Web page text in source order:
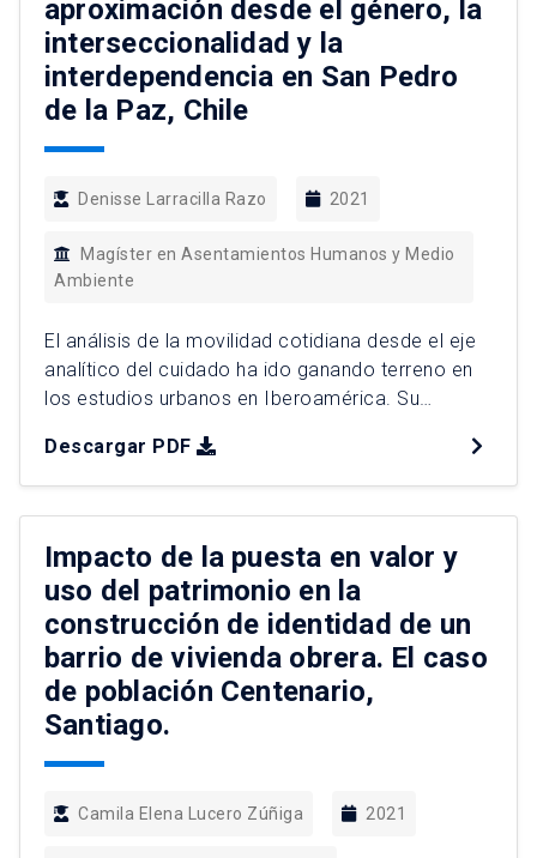
aproximación desde el género, la
interseccionalidad y la
interdependencia en San Pedro
de la Paz, Chile
Denisse Larracilla Razo 2021
Magíster en Asentamientos Humanos y Medio
Ambiente
El análisis de la movilidad cotidiana desde el eje
analítico del cuidado ha ido ganando terreno en
los estudios urbanos en Iberoamérica. Su
las desigualdades de género en la carga desigual
de trabajo no remunerado para el sostenimiento
de la vida se expresan en formas diferenciadas
de moverse y hacer […]
Descargar PDF
Impacto de la puesta en valor y
uso del patrimonio en la
construcción de identidad de un
barrio de vivienda obrera. El caso
de población Centenario,
Santiago.
Camila Elena Lucero Zúñiga 2021